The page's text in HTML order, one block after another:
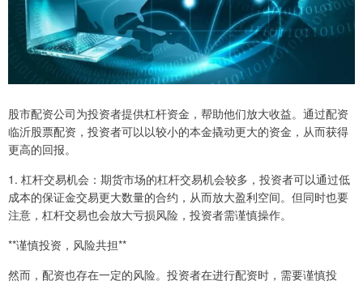
股市配资公司为投资者提供杠杆资金，帮助他们放大收益。通过配资
临沂股票配资，投资者可以以较小的本金撬动更大的资金，从而获得
更高的回报。
1. 杠杆交易机会：期货市场的杠杆交易机会较多，投资者可以通过低
成本的保证金交易更大数量的合约，从而放大盈利空间。但同时也要
注意，杠杆交易也会放大亏损风险，投资者需谨慎操作。
**谨慎投资，风险共担**
然而，配资也存在一定的风险。投资者在进行配资时，需要谨慎投